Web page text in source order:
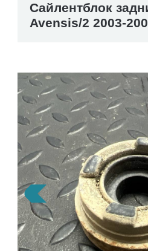
Сайлентблок
Avensis/2 2003-